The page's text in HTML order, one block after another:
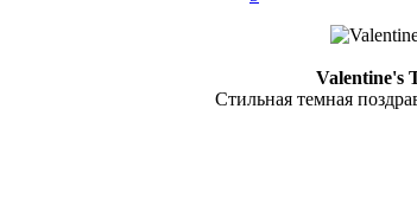
Valentine's
Стильная темная